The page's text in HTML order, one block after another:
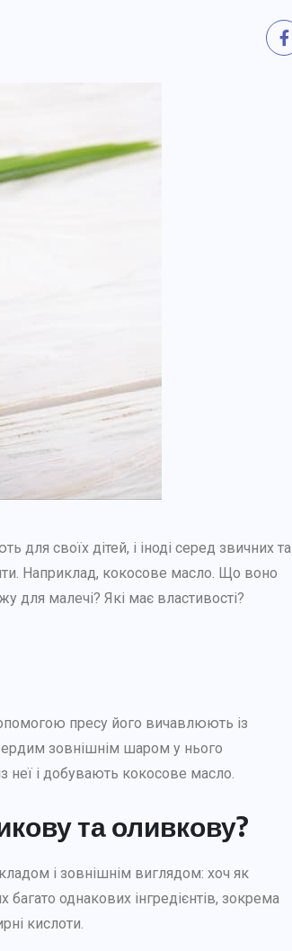
для своїх дітей, і іноді серед звичних та
Наприклад, кокосове масло. Що воно
для малечі? Які має властивості?
пресу його вичавлюють із
зовнішнім шаром у нього
неї і добувають кокосове масло.
та оливкову?
і зовнішнім виглядом: хоч як
однакових інгредієнтів, зокрема
кислоти.